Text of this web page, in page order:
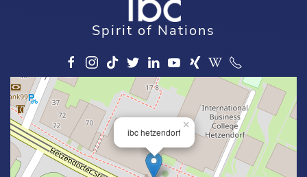
Spirit of Nations
ibc hetzendorf
×